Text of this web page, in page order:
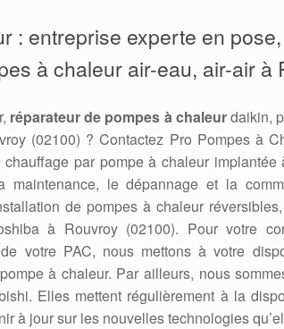
: entreprise experte en
à chaleur air-eau, air-air à
réparateur de pompes à chaleurdaikin,
(02100) ? Contactez Pro Pompes à
par pompe à chaleur implantée
maintenance, le dépannage et la
de pompes à chaleur
à Rouvroy (02100). Pour votre
votre PAC, nous mettons à votre
à chaleur. Par ailleurs, nous
Elles mettent régulièrement à la
à jour sur les nouvelles technologies